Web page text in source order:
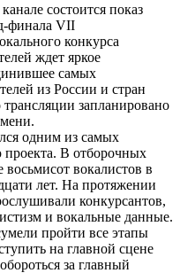
состоится показ
финала VII
конкурса
ждет яркое
самых
из России и стран
запланировано
одним из самых
В отборочных
восьмисот вокалистов в
лет. На протяжении
конкурсантов,
и вокальные данные.
пройти все этапы
на главной сцене
за главный